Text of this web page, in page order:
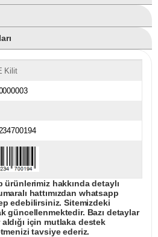
Kilit
hakkında detaylı
hattımızdan whatsapp
edebilirsiniz. Sitemizdeki
güncellenmektedir. Bazı detaylar
için mutlaka destek
tavsiye ederiz.